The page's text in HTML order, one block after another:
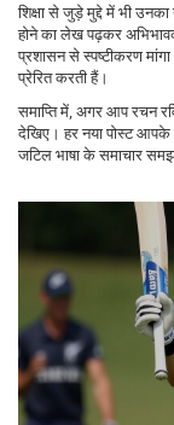
शिक्षा से जुड़े मुद्दे में भी
होने का लेख पढ़कर
प्रशासन से स्पष्टीकरण
प्रेरित करती हैं।
समाप्ति में, अगर आप रचन
देखिए। हर नया पोस्ट
जटिल भाषा के समाचार